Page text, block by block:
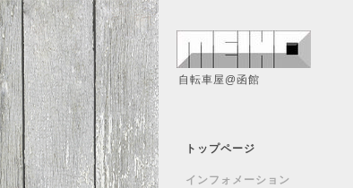
自転車屋@函館
トップページ
インフォメーション